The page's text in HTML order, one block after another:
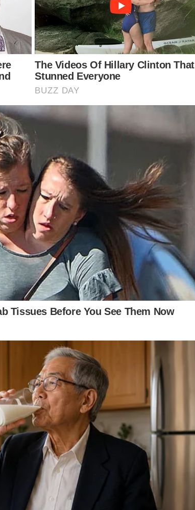
The Videos Of Hillary Clinton That
Stunned Everyone
BUZZ DAY
Tissues Before You See Them Now